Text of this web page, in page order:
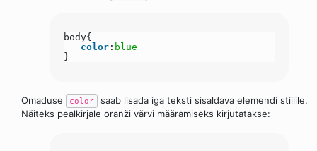
body{
color : blue
}
Omaduse color
saab lisada iga teksti sisaldava elemendi stiilile.
Näiteks pealkirjale oranži värvi määramiseks kirjutatakse: